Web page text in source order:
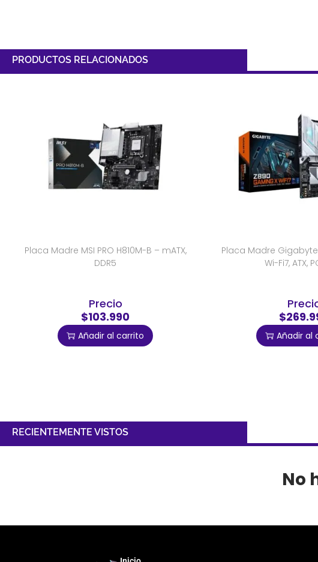
PRODUCTOS RELACIONADOS
Placa Madre MSI PRO H810M-B – mATX,
DDR5
Precio
$103.990
Añadir al carrito
Placa Madre
Wi-Fi7, ATX,
Añadir al
RECIENTEMENTE VISTOS
No